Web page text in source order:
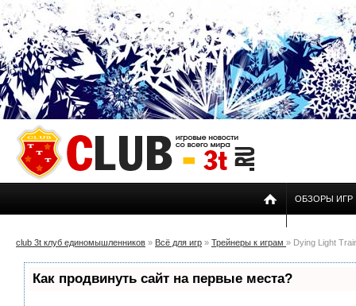
ОБЗОРЫ ИГР
club 3t клуб единомышленников » Всё для игр » Трейнеры к играм » Dying Light
Как продвинуть сайт на первые места?